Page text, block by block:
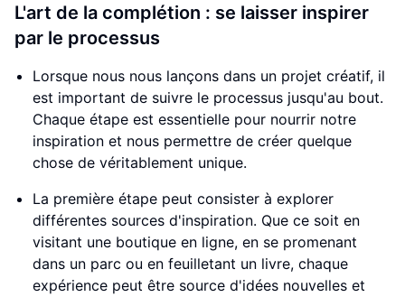
L'art de la complétion : se laisser inspirer
par le processus
Lorsque nous nous lançons dans un projet créatif, il
est important de suivre le processus jusqu'au bout.
Chaque étape est essentielle pour nourrir notre
inspiration et nous permettre de créer quelque
chose de véritablement unique.
La première étape peut consister à explorer
différentes sources d'inspiration. Que ce soit en
visitant une boutique en ligne, en se promenant
dans un parc ou en feuilletant un livre, chaque
expérience peut être source d'idées nouvelles et